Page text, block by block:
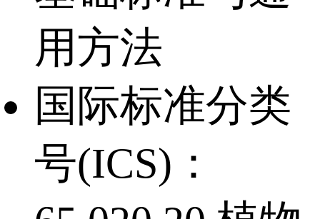
用方法
国际标准分类
号(ICS)：